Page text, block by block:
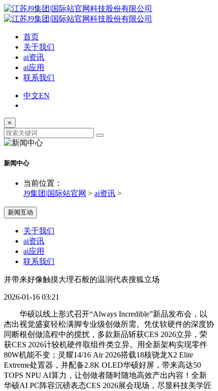
首页
关于我们
ai资讯
ai应用
联系我们
中文EN
×
新闻中心
当前位置：
J9集团|国际站官网 > ai资讯 >
新闻互动
关于我们
ai资讯
ai应用
联系我们
并带来好像触摸大理石般的温润代表搜狐立场
2026-01-16 03:21
华硕以线上形式召开“Always Incredible”新品发布会，以
杰出视觉盛宴轻松满脚专业级创做所需。凭仗软硬件的深度协
同断根创做流程中的搅扰，多款新品斩获CES 2026立异，荣
获CES 2026计较机硬件取组件类立异。用全新架构实现零件
80W机能不变；灵耀14/16 Air 2026搭载18核骁龙X2 Elite
Extreme处置器，并配备2.8K OLED华硕好屏，带来高达50
TOPS NPU AI算力，让创做者随时随地高效产出内容！全新
华硕AI PC阵容沉磅表态CES 2026展会现场，尽显科技美学匠